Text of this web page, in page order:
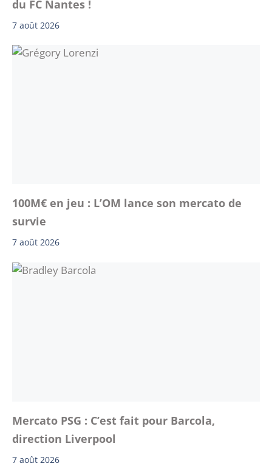
du FC Nantes !
7 août 2026
100M€ en jeu : L’OM lance son mercato de
survie
7 août 2026
Mercato PSG : C’est fait pour Barcola,
direction Liverpool
7 août 2026